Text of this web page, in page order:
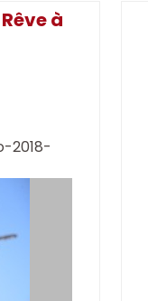
Rêve à
2018-